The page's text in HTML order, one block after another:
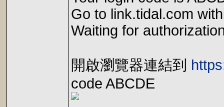
Go to link.tidal.com
Waiting for
開啟瀏覽器連結到
code ABCDE